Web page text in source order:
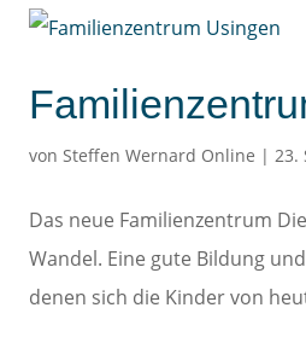
vonSteffen Wernard Online |23.
Das neue Familienzentrum
Wandel. Eine gute Bildung
denen sich die Kinder von